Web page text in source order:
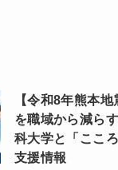
【令和8年熊本
を職域から減ら
科大学と「ここ
支援情報